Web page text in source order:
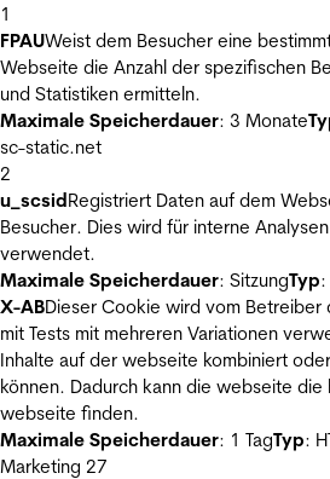
1
FPAUWeist dem Besucher eine
Webseite die Anzahl der spezifischen
und Statistiken ermitteln.
Maximale Speicherdauer: 3 Monate
sc-static.net
2
u_scsidRegistriert Daten auf dem
Besucher. Dies wird für interne
verwendet.
Maximale Speicherdauer: SitzungTyp:
X-ABDieser Cookie wird vom Betreiber
mit Tests mit mehreren Variationen
Inhalte auf der webseite kombiniert
können. Dadurch kann die webseite
webseite finden.
Maximale Speicherdauer: 1 TagTyp:
Marketing 27